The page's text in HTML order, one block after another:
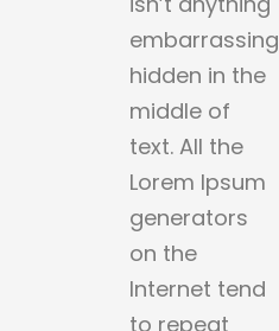
embarrassing
hidden in the
middle of
text. All the
Lorem Ipsum
generators
on the
Internet tend
to repeat